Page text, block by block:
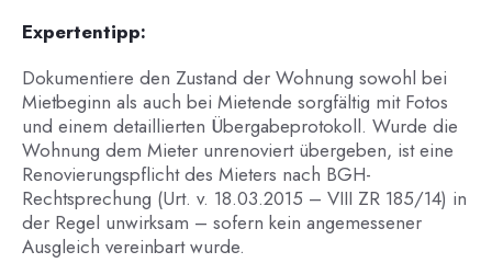
Expertentipp:
Dokumentiere den Zustand der Wohnung sowohl bei
Mietbeginn als auch bei Mietende sorgfältig mit Fotos
und einem detaillierten Übergabeprotokoll. Wurde die
Wohnung dem Mieter unrenoviert übergeben, ist eine
Renovierungspflicht des Mieters nach BGH-
Rechtsprechung (Urt. v. 18.03.2015 – VIII ZR 185/14) in
der Regel unwirksam – sofern kein angemessener
Ausgleich vereinbart wurde.